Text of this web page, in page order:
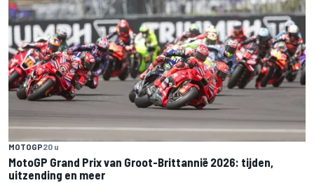
MOTOGP20 u
MotoGP Grand Prix van Groot-Brittannië 2026: tijden,
uitzending en meer